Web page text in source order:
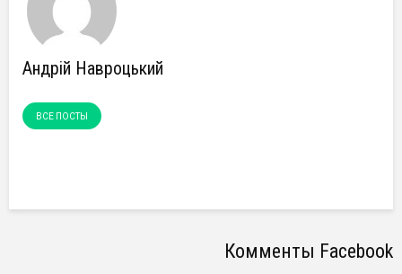
Андрій Навроцький
ВСЕ ПОСТЫ
Комменты Facebook